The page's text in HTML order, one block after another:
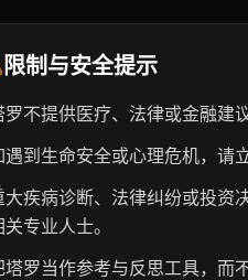
限制与安全提示
罗不提供医疗、法律或金融建议
遇到生命安全或心理危机，请
大疾病诊断、法律纠纷或投资
关专业人士。
塔罗当作参考与反思工具，而